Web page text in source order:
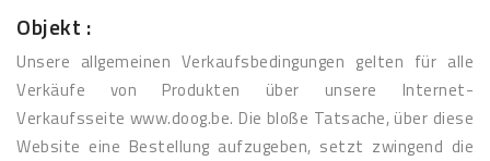
Objekt :
Unsere allgemeinen Verkaufsbedingungen gelten für alle
Verkäufe von Produkten über unsere Internet-
Verkaufsseite www.doog.be. Die bloße Tatsache, über diese
Website eine Bestellung aufzugeben, setzt zwingend die